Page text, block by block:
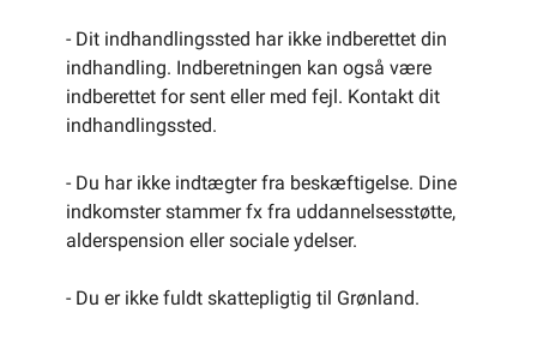
- Dit indhandlingssted har ikke indberettet din
indhandling. Indberetningen kan også være
indberettet for sent eller med fejl. Kontakt dit
indhandlingssted.
- Du har ikke indtægter fra beskæftigelse. Dine
indkomster stammer fx fra uddannelsesstøtte,
alderspension eller sociale ydelser.
- Du er ikke fuldt skattepligtig til Grønland.